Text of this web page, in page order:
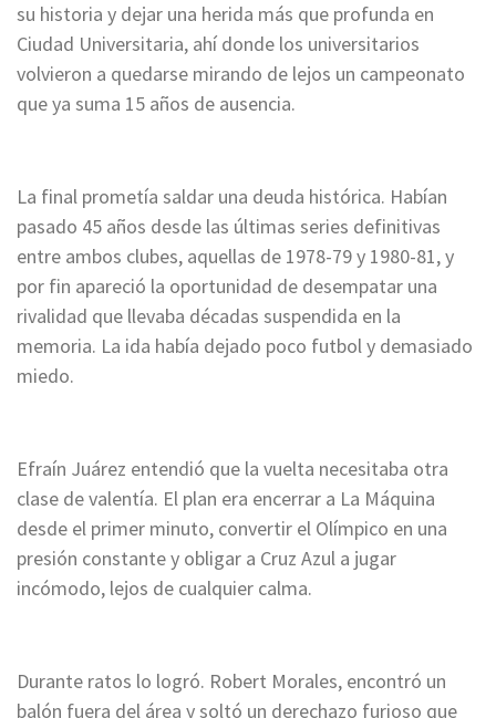
su historia y dejar una herida más que profunda en
Ciudad Universitaria, ahí donde los universitarios
volvieron a quedarse mirando de lejos un campeonato
que ya suma 15 años de ausencia.
La final prometía saldar una deuda histórica. Habían
pasado 45 años desde las últimas series definitivas
entre ambos clubes, aquellas de 1978-79 y 1980-81, y
por fin apareció la oportunidad de desempatar una
rivalidad que llevaba décadas suspendida en la
memoria. La ida había dejado poco futbol y demasiado
miedo.
Efraín Juárez entendió que la vuelta necesitaba otra
clase de valentía. El plan era encerrar a La Máquina
desde el primer minuto, convertir el Olímpico en una
presión constante y obligar a Cruz Azul a jugar
incómodo, lejos de cualquier calma.
Durante ratos lo logró. Robert Morales, encontró un
balón fuera del área y soltó un derechazo furioso que